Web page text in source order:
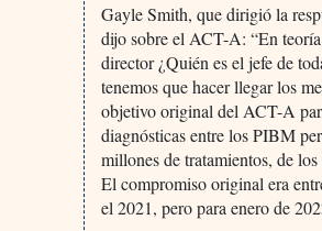
Gayle Smith, que dirigió la
dijo sobre el ACT-A: “En
director ¿Quién es el jefe de
tenemos que hacer llegar los
objetivo original del ACT-A
diagnósticas entre los PIBM
millones de tratamientos, de
El compromiso original era
el 2021, pero para enero de